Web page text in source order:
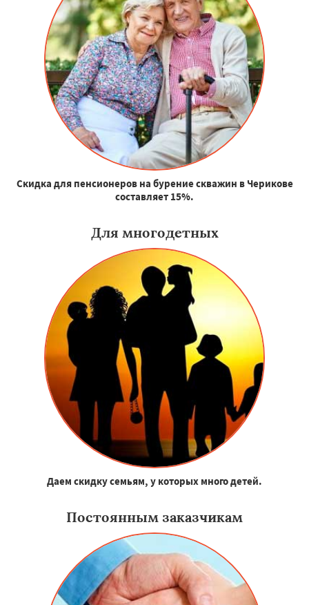
Скидка для пенсионеров на бурение скважин в Черикове
составляет 15%.
Для многодетных
Даем скидку семьям, у которых много детей.
Постоянным заказчикам